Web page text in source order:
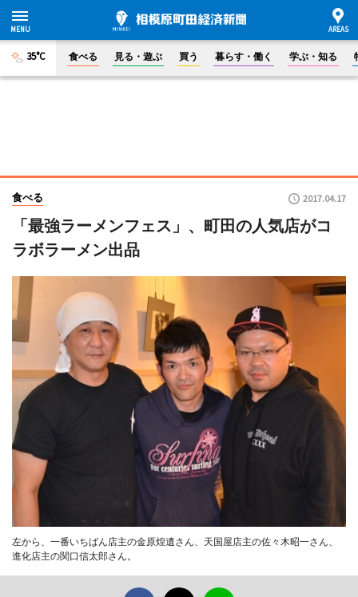
35°C 食べる 見る・遊ぶ 買う 暮らす・働く 学ぶ・知る
食べる 2017.04.17
「最強ラーメンフェス」、町田の人気店がコ
ラボラーメン出品
左から、一番いちばん店主の金原煌遺さん、天国屋店主の佐々木昭一さん、
進化店主の関口信太郎さん。